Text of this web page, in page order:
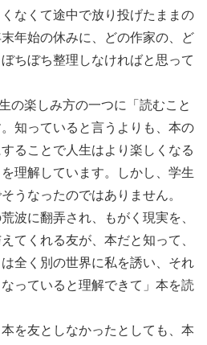
なくて途中で放り投げたままの
年始の休みに、どの作家の、ど
ちぼち整理しなければと思って
の楽しみ方の一つに「読むこと
知っていると言うよりも、本の
ることで人生はより楽しくなる
理解しています。しかし、学生
うなったのではありません。
波に翻弄され、もがく現実を、
てくれる友が、本だと知って、
は全く別の世界に私を誘い、それ
っていると理解できて」本を読
を友としなかったとしても、本